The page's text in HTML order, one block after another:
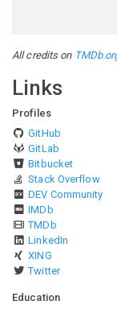
All credits on
Links
Profiles
GitHub
GitLab
Bitbucket
Stack Overflow
DEV Community
IMDb
TMDb
LinkedIn
XING
Twitter
Education